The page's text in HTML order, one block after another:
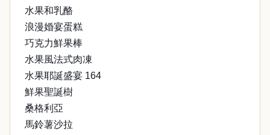
水果和乳酪
浪漫婚宴蛋糕
巧克力鮮果棒
水果風法式肉凍
水果耶誕盛宴 164
鮮果聖誕樹
桑格利亞
馬鈴薯沙拉